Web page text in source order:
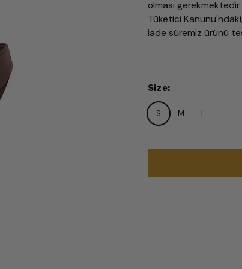
olması gerekmektedir.
Tüketici
iade süremiz ürünü
Size:
S M L